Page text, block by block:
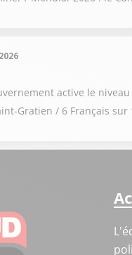
active le
Gratien / 6 Français